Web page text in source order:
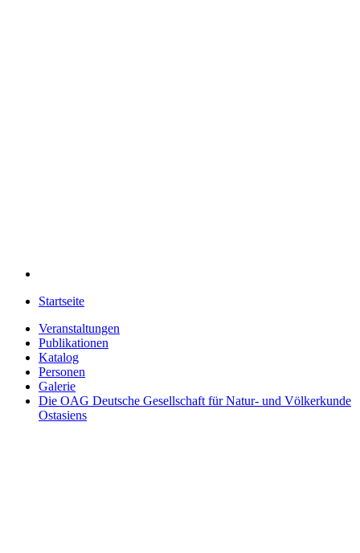
Startseite
Veranstaltungen
Publikationen
Katalog
Personen
Galerie
Die OAG Deutsche Gesellschaft für Natur- und Völkerkunde
Ostasiens